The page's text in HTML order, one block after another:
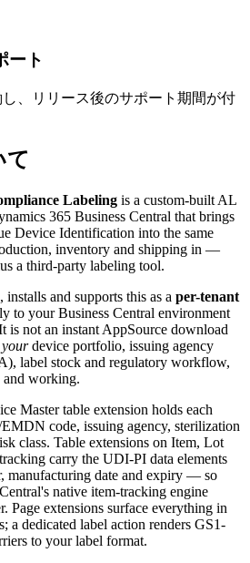
ート
、リリース後のサポート期間が付
て
Labeling is a custom-built AL
365 Business Central that brings
Device Identification into the same
inventory and shipping in —
a third-party labeling tool.
and supports this as a per-tenant
to your Business Central environment
is not an instant AppSource download
yourdevice portfolio, issuing agency
label stock and regulatory workflow,
and working.
Master table extension holds each
code, issuing agency, sterilization
class. Table extensions on Item, Lot
carry the UDI-PI data elements
manufacturing date and expiry — so
native item-tracking engine
Page extensions surface everything in
a dedicated label action renders GS1-
to your label format.